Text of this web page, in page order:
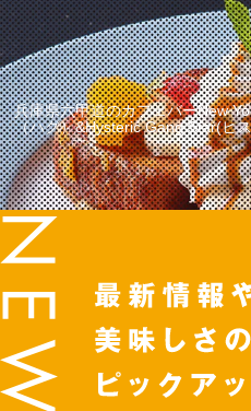
兵庫県六甲道のカフェバーNew
（ハグ）&Hysteric Gang Star(ヒ